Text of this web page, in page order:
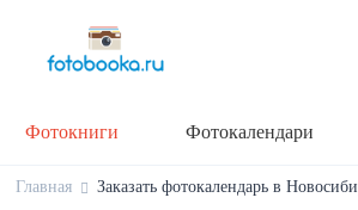
Фотокниги Фотокалендари
Главная Заказать фотокалендарь в